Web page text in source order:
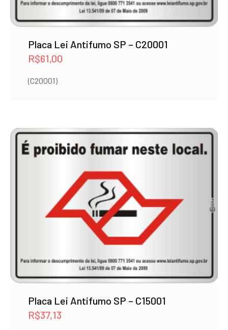
Placa Lei Antifumo SP – C20001
R$61,00
(C20001)
Placa Lei Antifumo SP – C15001
R$37,13